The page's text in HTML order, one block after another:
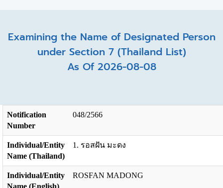
Examining the Name of Designated Person
under Section 7 (Thailand List)
As Of 2026-08-08
Notification
Number
048/2566
Individual/Entity
Name (Thailand)
1. รอสฝัน มะดง
Individual/Entity
Name (English)
ROSFAN MADONG